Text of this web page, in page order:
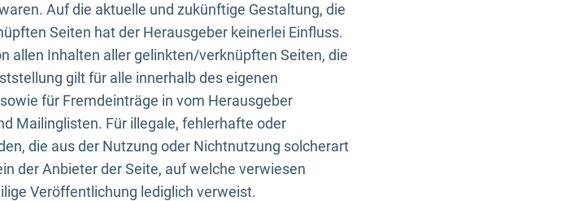
Auf die aktuelle und zukünftige Gestaltung, die
Seiten hat der Herausgeber keinerlei Einfluss.
allen Inhalten aller gelinkten/verknüpften Seiten, die
gilt für alle innerhalb des eigenen
für Fremdeinträge in vom Herausgeber
Mailinglisten. Für illegale, fehlerhafte oder
die aus der Nutzung oder Nichtnutzung solcherart
der Anbieter der Seite, auf welche verwiesen
Veröffentlichung lediglich verweist.